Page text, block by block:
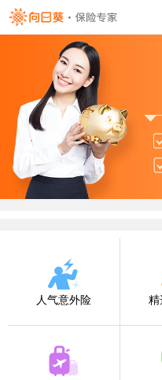
人气意外险 精